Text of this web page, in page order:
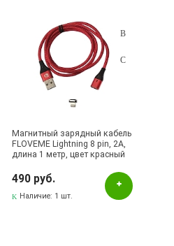
Магнитный зарядный кабель
FLOVEME Lightning 8 pin, 2A,
длина 1 метр, цвет красный
490 руб.
Наличие: 1 шт.